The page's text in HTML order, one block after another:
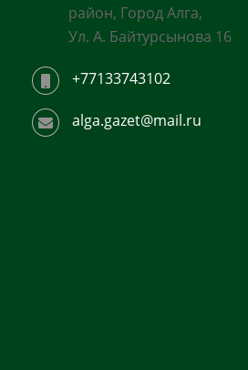
район, Город Алга,
Ул. А. Байтурсынова 16
+77133743102
alga.gazet@mail.ru